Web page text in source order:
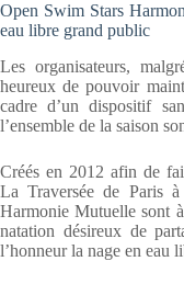
Open Swim Stars
eau libre grand public
Les organisateurs,
heureux de pouvoir
cadre d’un dispositif
l’ensemble de la saison
Créés en 2012 afin de
La Traversée de Paris
Harmonie Mutuelle sont
natation désireux de
l’honneur la nage en eau